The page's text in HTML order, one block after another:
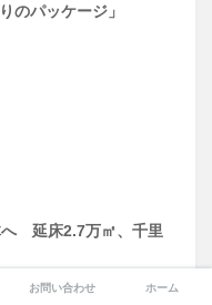
のパッケージ」
へ 延床2.7万㎡、千里
お問い合わせ ホーム